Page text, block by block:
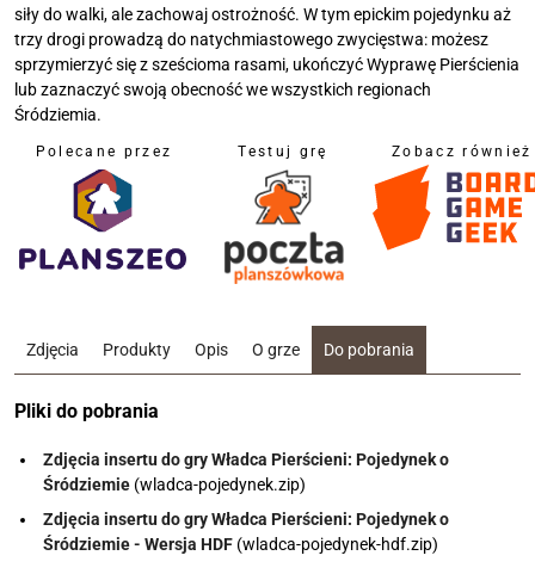
siły do walki, ale zachowaj ostrożność. W tym epickim pojedynku aż
trzy drogi prowadzą do natychmiastowego zwycięstwa: możesz
sprzymierzyć się z sześcioma rasami, ukończyć Wyprawę Pierścienia
lub zaznaczyć swoją obecność we wszystkich regionach
Śródziemia.
Polecane przez Zobacz również
Testuj grę
Zdjęcia Produkty Opis O grze Do pobrania
Pliki do pobrania
Zdjęcia insertu do gry Władca Pierścieni: Pojedynek o
Śródziemie (wladca-pojedynek.zip)
Zdjęcia insertu do gry Władca Pierścieni: Pojedynek o
Śródziemie - Wersja HDF (wladca-pojedynek-hdf.zip)